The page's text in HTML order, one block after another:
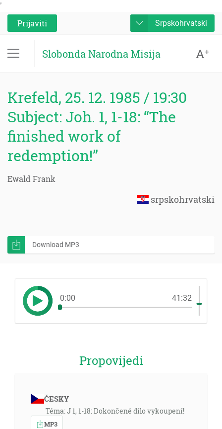
'
Prijaviti
Srpskohrvatski
Slobonda Narodna Misija A+
Krefeld, 25. 12. 1985 / 19:30
Subject: Joh. 1, 1-18: “The
finished work of
redemption!”
Ewald Frank
srpskohrvatski
Download MP3
0:00 41:32
Propovijedi
ČESKY
Téma: J 1, 1-18: Dokončené dílo vykoupení!
MP3